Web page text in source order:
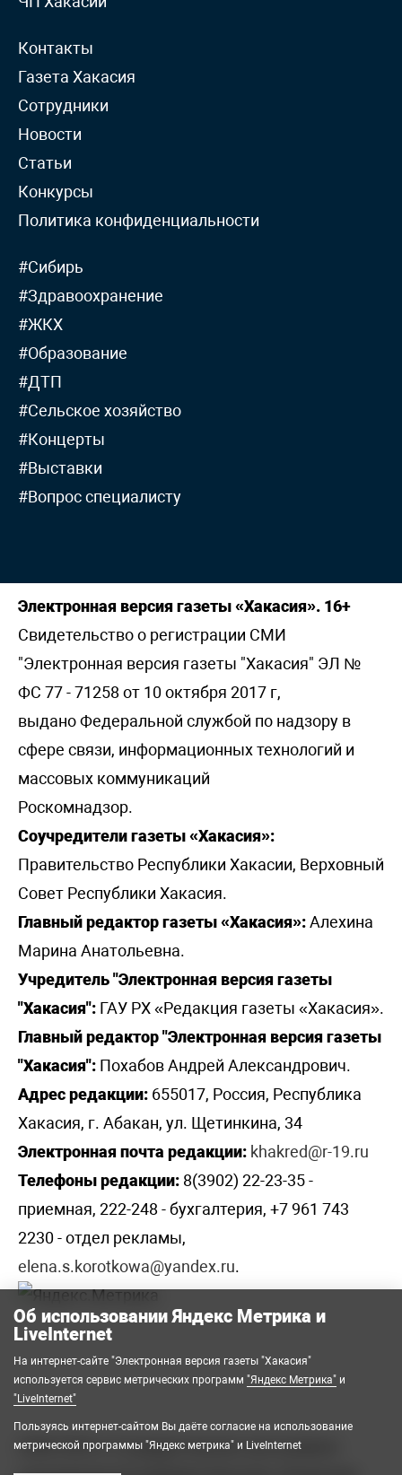
Контакты
Газета Хакасия
Сотрудники
Новости
Статьи
Конкурсы
Политика конфиденциальности
#Сибирь
#Здравоохранение
#ЖКХ
#Образование
#ДТП
#Сельское хозяйство
#Концерты
#Выставки
#Вопрос специалисту
Электронная версия газеты «Хакасия». 16+
Свидетельство о регистрации СМИ
"Электронная версия газеты "Хакасия" ЭЛ №
ФС 77 - 71258 от 10 октября 2017 г,
выдано Федеральной службой по надзору в
сфере связи, информационных технологий и
массовых коммуникаций
Роскомнадзор.
Соучредители газеты «Хакасия»:
Правительство Республики Хакасии, Верховный
Совет Республики Хакасия.
Главный редактор газеты «Хакасия»:Алехина
Марина Анатольевна.
Учредитель "Электронная версия газеты
"Хакасия": ГАУ РХ «Редакция газеты «Хакасия».
Главный редактор "Электронная версия газеты
"Хакасия": Похабов Андрей Александрович.
Адрес редакции: 655017, Россия, Республика
Хакасия, г. Абакан, ул. Щетинкина, 34
Электронная почта редакции: khakred@r-19.ru
Телефоны редакции: 8(3902) 22-23-35 -
приемная, 222-248 - бухгалтерия, +7 961 743
2230 - отдел рекламы,
elena.s.korotkowa@yandex.ru.
2008-2026 © Государственное автономное
Об использовании Яндекс Метрика и
LiveInternet
На интернет-сайте "Электронная версия газеты "Хакасия"
используется сервис метрических программ "Яндекс Метрика" и
"LiveInternet"
Пользуясь интернет-сайтом Вы даёте согласие на использование
метрической программы "Яндекс метрика" и LiveInternet